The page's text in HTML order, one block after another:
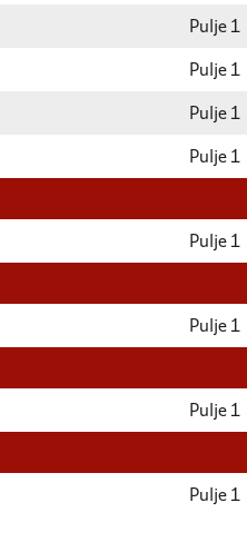
Pulje 1
Pulje 1
Pulje 1
Pulje 1
Pulje 1
Pulje 1
Pulje 1
Pulje 1